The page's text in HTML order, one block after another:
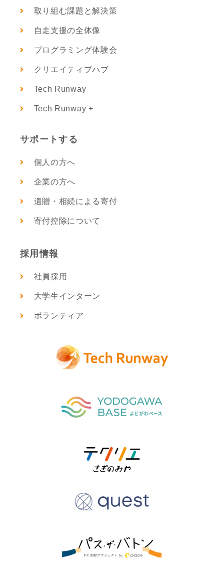
取り組む課題と解決策
自走支援の全体像
プログラミング体験会
クリエイティブハブ
Tech Runway
Tech Runway +
サポートする
個人の方へ
企業の方へ
遺贈・相続による寄付
寄付控除について
採用情報
社員採用
大学生インターン
ボランティア